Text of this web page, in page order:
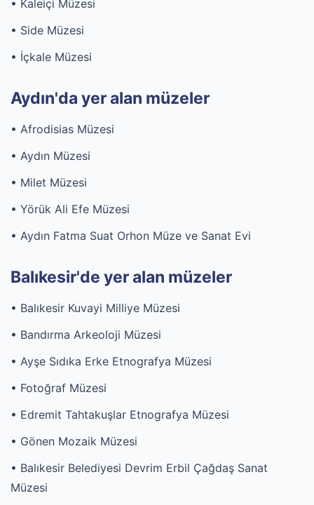
• Kaleiçi Müzesi
• Side Müzesi
• İçkale Müzesi
Aydın'da yer alan müzeler
• Afrodisias Müzesi
• Aydın Müzesi
• Milet Müzesi
• Yörük Ali Efe Müzesi
• Aydın Fatma Suat Orhon Müze ve Sanat Evi
Balıkesir'de yer alan müzeler
• Balıkesir Kuvayi Milliye Müzesi
• Bandırma Arkeoloji Müzesi
• Ayşe Sıdıka Erke Etnografya Müzesi
• Fotoğraf Müzesi
• Edremit Tahtakuşlar Etnografya Müzesi
• Gönen Mozaik Müzesi
• Balıkesir Belediyesi Devrim Erbil Çağdaş Sanat
Müzesi